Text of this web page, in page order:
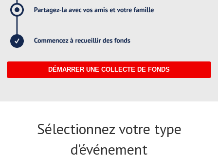
DÉMARRER UNE COLLECTE DE FONDS
Sélectionnez votre type
d’événement